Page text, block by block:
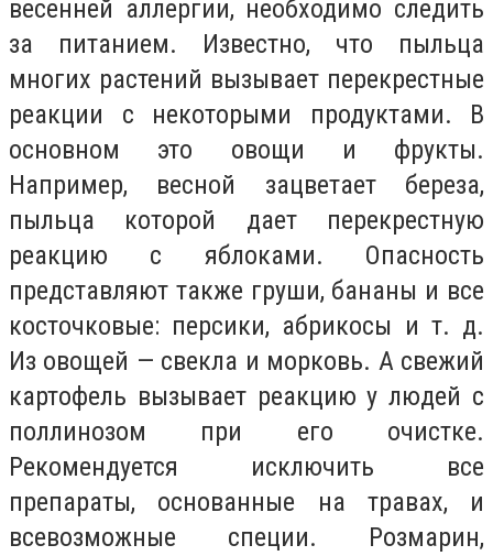
весенней аллергии, необходимо следить
за питанием. Известно, что пыльца
многих растений вызывает перекрестные
реакции с некоторыми продуктами. В
основном это овощи и фрукты.
Например, весной зацветает береза,
пыльца которой дает перекрестную
реакцию с яблоками. Опасность
представляют также груши, бананы и все
косточковые: персики, абрикосы и т. д.
Из овощей — свекла и морковь. А свежий
картофель вызывает реакцию у людей с
поллинозом при его очистке.
Рекомендуется исключить все
препараты, основанные на травах, и
всевозможные специи. Розмарин,